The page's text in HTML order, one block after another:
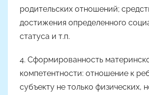
родительских отношений;
достижения определенного
статуса и т.п.
4. Сформированность
компетентности: отношение к
субъекту не только физических,